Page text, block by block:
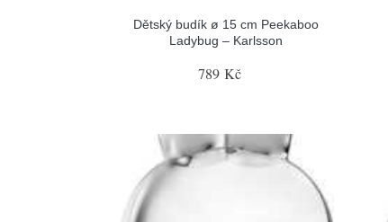
Dětský budík ø 15 cm Peekaboo
Ladybug – Karlsson
789 Kč